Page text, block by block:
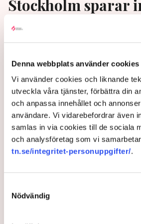
Denna webbplats använder cookies
Vi använder cookies och liknande
utveckla våra tjänster, förbättra din
och anpassa innehållet och
användare. Vi vidarebefordrar även
samlas in via cookies till de sociala
och analysföretag som vi
tn.se/integritet-personuppgifter/.
Nödvändig
Stockholm sparar
ordningsvakter –
gängkriget
Mitt i det pågående gängkriget
styret i Stockholm stad valt att
mobila ordningsvakter från 27 till
3 years ago |